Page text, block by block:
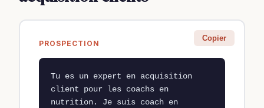
PROSPECTION
Copier
Tu es un expert en acquisition
client pour les coachs en
nutrition. Je suis coach en